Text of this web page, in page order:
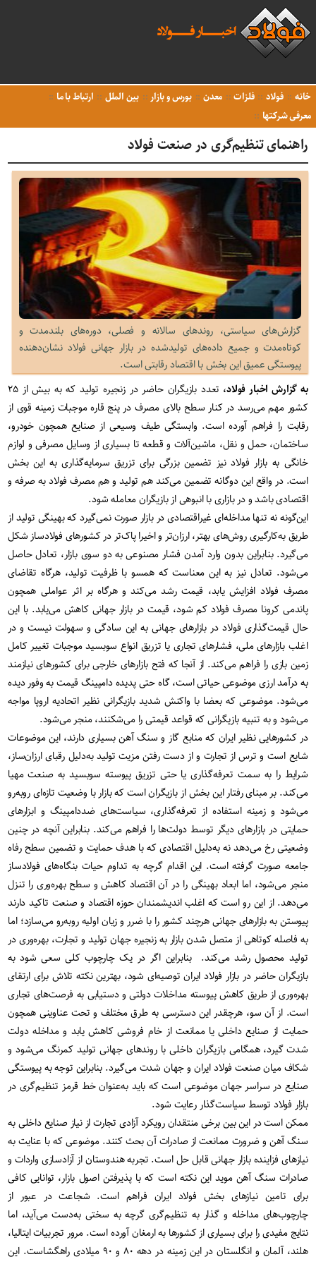
خانه فولاد فلزات معدن بورس و بازار بین الملل
ارتباط با ما
معرفی شرکتها
راهنمای تنظیم‌گری در صنعت فولاد
گزارش‌های سیاستی، روندهای سالانه و فصلی، دوره‌های بلندمدت و
کوتاه‌مدت و جمیع داده‌های تولیدشده در بازار جهانی فولاد نشان‌دهنده
پیوستگی عمیق این بخش با اقتصاد رقابتی است.
به گزارش اخبار فولاد،
تعدد بازیگران حاضر در زنجیره تولید که به بیش از ۲۵
کشور مهم می‌رسد در کنار سطح بالای مصرف در پنج قاره موجبات زمینه قوی از
رقابت را فراهم آورده است. وابستگی طیف وسیعی از صنایع همچون خودرو،
ساختمان، حمل و نقل، ماشین‌آلات و قطعه تا بسیاری از وسایل مصرفی و لوازم
خانگی به بازار فولاد نیز تضمین بزرگی برای تزریق سرمایه‌گذاری به این بخش
است. در واقع این دوگانه تضمین می‌کند هم تولید و هم مصرف فولاد به صرفه و
اقتصادی باشد و در بازاری با انبوهی از بازیگران معامله شود.
این‌گونه نه تنها مداخله‌ای غیراقتصادی در بازار صورت نمی‌گیرد که بهینگی تولید از
طریق به‌کارگیری روش‌های بهتر، ارزان‌تر و اخیرا پاک‌تر در کشورهای فولادساز شکل
می‌گیرد. بنابراین بدون وارد آمدن فشار مصنوعی به دو سوی بازار، تعادل حاصل
می‌شود. تعادل نیز به این معناست که همسو با ظرفیت تولید، هرگاه تقاضای
مصرف فولاد افزایش یابد، قیمت رشد می‌کند و هرگاه بر اثر عواملی همچون
پاندمی کرونا مصرف فولاد کم شود، قیمت در بازار جهانی کاهش می‌یابد. با این
حال قیمت‌گذاری فولاد در بازارهای جهانی به این سادگی و سهولت نیست و در
اغلب بازارهای ملی، فشارهای تجاری یا تزریق انواع سوبسید موجبات تغییر کامل
زمین بازی را فراهم می‌کند. از آنجا که فتح بازارهای خارجی برای کشورهای نیازمند
به درآمد ارزی موضوعی حیاتی است، گاه حتی پدیده دامپینگ قیمت به وفور دیده
می‌شود. موضوعی که بعضا با واکنش شدید بازیگرانی نظیر اتحادیه اروپا مواجه
می‌شود و به تنبیه بازیگرانی که قواعد قیمتی را می‌شکنند، منجر می‌شود.
در کشورهایی نظیر ایران که منابع گاز و سنگ آهن بسیاری دارند، این موضوعات
شایع است و ترس از تجارت و از دست رفتن مزیت تولید به‌دلیل رقبای ارزان‌ساز،
شرایط را به سمت تعرفه‌گذاری یا حتی تزریق پیوسته سوبسید به صنعت مهیا
می‌کند. بر مبنای رفتار این بخش از بازیگران است که بازار با وضعیت تازه‌ای روبه‌رو
می‌شود و زمینه استفاده از تعرفه‌گذاری، سیاست‌های ضددامپینگ و ابزارهای
حمایتی در بازارهای دیگر توسط دولت‌ها را فراهم می‌کند. بنابراین آنچه در چنین
وضعیتی رخ می‌دهد نه به‌دلیل اقتصادی که با هدف حمایت و تضمین سطح رفاه
جامعه صورت گرفته است. این اقدام گرچه به تداوم حیات بنگاه‌های فولادساز
منجر می‌شود، اما ابعاد بهینگی را در آن اقتصاد کاهش و سطح بهره‌وری را تنزل
می‌دهد. از این رو است که اغلب اندیشمندان حوزه اقتصاد و صنعت تاکید دارند
پیوستن به بازارهای جهانی هرچند کشور را با ضرر و زیان اولیه روبه‌رو می‌سازد؛ اما
به فاصله کوتاهی از متصل شدن بازار به زنجیره جهان تولید و تجارت، بهره‌وری در
تولید محصول رشد می‌کند. بنابراین اگر در یک چارچوب کلی سعی شود به
بازیگران حاضر در بازار فولاد ایران توصیه‌ای شود، بهترین نکته تلاش برای ارتقای
بهره‌وری از طریق کاهش پیوسته مداخلات دولتی و دستیابی به فرصت‌های تجاری
است. از آن سو، هرچقدر این دسترسی به طرق مختلف و تحت عناوینی همچون
حمایت از صنایع داخلی یا ممانعت از خام فروشی کاهش یابد و مداخله دولت
شدت گیرد، همگامی بازیگران داخلی با روندهای جهانی تولید کمرنگ می‌شود و
شکاف میان صنعت فولاد ایران و جهان شدت می‌گیرد. بنابراین توجه به پیوستگی
صنایع در سراسر جهان موضوعی است که باید به‌عنوان خط قرمز تنظیم‌گری در
بازار فولاد توسط سیاست‌گذار رعایت شود.
ممکن است در این بین برخی منتقدان رویکرد آزادی تجارت از نیاز صنایع داخلی به
سنگ آهن و ضرورت ممانعت از صادرات آن بحث کنند. موضوعی که با عنایت به
نیازهای فزاینده بازار جهانی قابل حل است. تجربه هندوستان از آزادسازی واردات و
صادرات سنگ آهن موید این نکته است که با پذیرفتن اصول بازار، توانایی کافی
برای تامین نیازهای بخش فولاد ایران فراهم است. شجاعت در عبور از
چارچوب‌های مداخله و گذار به تنظیم‌گری گرچه به سختی به‌دست می‌آید، اما
نتایج مفیدی را برای بسیاری از کشورها به ارمغان آورده است. مرور تجربیات ایتالیا،
هلند، آلمان و انگلستان در این زمینه در دهه ۸۰ و ۹۰ میلادی راهگشاست. این